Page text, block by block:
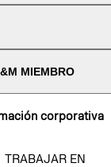
MIEMBRO
corporativa
TRABAJAR EN